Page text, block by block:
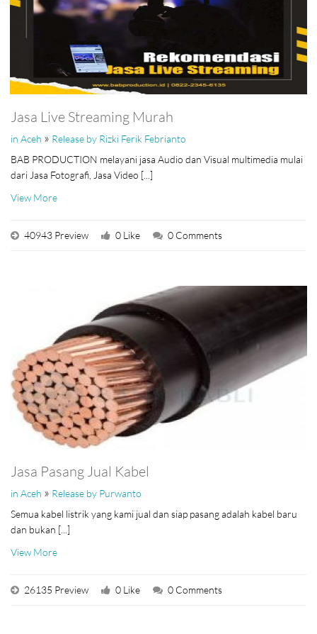
Jasa Live Streaming Murah
in Aceh » Release by Rizki Ferik Febrianto
BAB PRODUCTION melayani jasa Audio dan Visual multimedia mulai
dari Jasa Fotografi, Jasa Video [...]
View More
40943 Preview 0 Like 0 Comments
Jasa Pasang Jual Kabel
in Aceh » Release by Purwanto
Semua kabel listrik yang kami jual dan siap pasang adalah kabel baru
dan bukan [...]
View More
26135 Preview 0 Like 0 Comments